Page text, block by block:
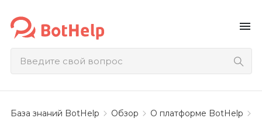
menu
База знаний BotHelp Обзор О платформе BotHelp